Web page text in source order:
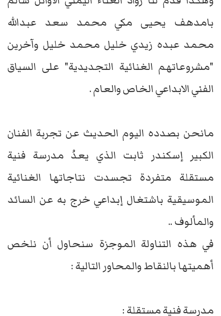
بامدهف يحيى مكي محمد سعد عبدالله
محمد عبده زيدي خليل محمد خليل وآخرين
"مشروعاتهم الغنائية التجديدية" على السياق
الفني الابداعي الخاص والعام .
مانحن بصدده اليوم الحديث عن تجربة الفنان
الكبير إسكندر ثابت الذي يعدُ مدرسة فنية
مستقلة متفردة تجسدت نتاجاتها الغنائية
الموسيقية باشتغال إبداعي خرج به عن السائد
والمألوف ..
في هذه التناولة الموجزة سنحاول أن نلخص
أهميتها بالنقاط والمحاور التالية :
مدرسة فنية مستقلة :